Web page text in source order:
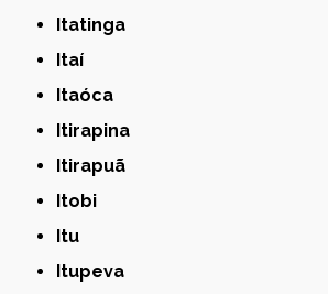
Itatinga
Itaí
Itaóca
Itirapina
Itirapuã
Itobi
Itu
Itupeva